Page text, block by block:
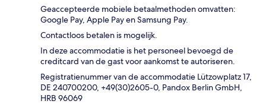
Geaccepteerde mobiele betaalmethoden omvatten:
Google Pay, Apple Pay en Samsung Pay.
Contactloos betalen is mogelijk.
In deze accommodatie is het personeel bevoegd de
creditcard van de gast voor aankomst te autoriseren.
Registratienummer van de accommodatie Lützowplatz 17,
DE 240700200, +49(30)2605-0, Pandox Berlin GmbH,
HRB 96069